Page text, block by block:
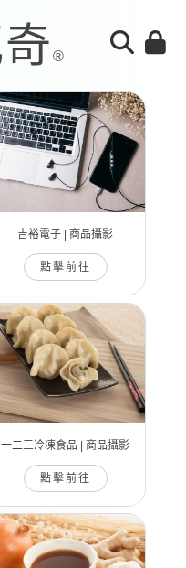
吉裕電子 | 商品攝影
點擊前往
一二三冷凍食品 | 商品攝影
點擊前往